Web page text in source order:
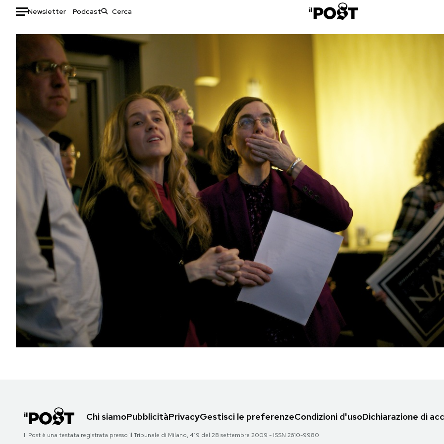
Newsletter Podcast
Auto
HOME
Italia
Mondo
Politica
Tecnologia
Internet
Scienza
Cultura
Economia
Sport
Libri
Consumismi
Storie/Idee
Ok Boomer!
Media
Europa
Altrecose
Mondiali calcio 2026
PODCAST
NEWSLETTER
I MIEI PREFERITI
SHOP
Area Personale
Newsletter
Chi siamoPubblicitàPrivacyGestisci le preferenzeCondizioni d'usoDichiarazione di
Il Post è una testata registrata presso il Tribunale di Milano, 419 del 28 settembre 2009 - ISSN 2610-9980